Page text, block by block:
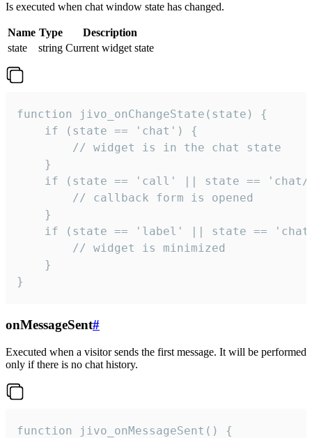
Is executed when chat window state has changed.
Name Type
Description
state
string Current widget state
function jivo_onChangeState(state) {
    if (state == 'chat') {
        // widget is in the chat state
    }
if (state == 'call' || state ==
        // callback form is opened
    }
if (state == 'label' || state ==
        // widget is minimized
    }
}
onMessageSent#
Executed when a visitor sends the first message. It will be performed
only if there is no chat history.
function jivo_onMessageSent() {